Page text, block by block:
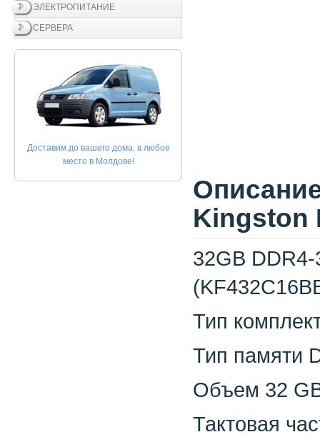
ЭЛЕКТРОПИТАНИЕ
СЕРВЕРА
Доставим до вашего дома, в любое
место в Молдове!
Kingston
32GB
Тип
Тип памяти
Объем 32
Тактовая